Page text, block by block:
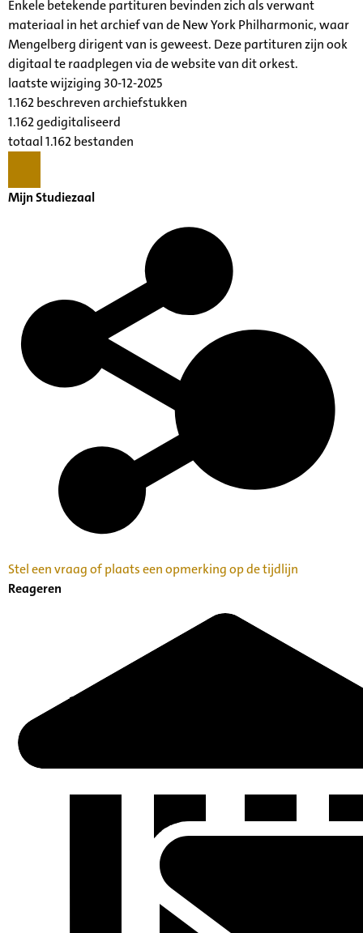
Enkele betekende partituren bevinden zich als verwant
materiaal in het archief van de New York Philharmonic, waar
Mengelberg dirigent van is geweest. Deze partituren zijn ook
digitaal te raadplegen via de website van dit orkest.
laatste wijziging 30-12-2025
1.162 beschreven archiefstukken
1.162 gedigitaliseerd
totaal 1.162 bestanden
Mijn Studiezaal
Stel een vraag of plaats een opmerking op de tijdlijn
Reageren